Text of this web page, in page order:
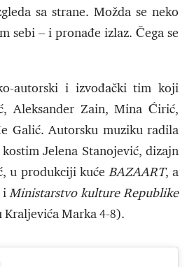
sa strane. Možda se neko
sebi – i pronađe izlaz. Čega se
autorski i izvođački tim koji
Aleksander Zain, Mina Ćirić,
Galić. Autorsku muziku radila
Jelena Stanojević, dizajn
u produkciji kuće BAZAART, a
iMinistarstvo kulture Republike
Marka 4-8).